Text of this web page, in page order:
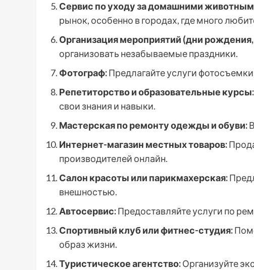
Сервис по уходу за домашними
рынок, особенно в городах, где много
Организация мероприятий (дни
организовать незабываемые праздники.
Фотограф:Предлагайте услуги
Репетиторство и образовательные курсы:
свои знания и навыки.
Мастерская по ремонту одежды и обуви:
Интернет-магазин местных товаров:
производителей онлайн.
Салон красоты или парикмахерская:
внешностью.
Автосервис:Предоставляйте услуги по
Спортивный клуб или фитнес-студия:
образ жизни.
Туристическое агентство:Организуйте